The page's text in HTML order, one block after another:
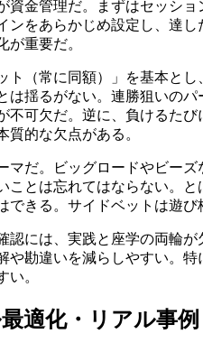
資金管理だ。まずはセッシ
ンをあらかじめ設定し、達
が重要だ。
ト（常に同額）」を基本と
は揺るがない。連勝狙いの
不可欠だ。逆に、負けるた
的な欠点がある。
マだ。ビッグロードやビー
ことは忘れてはならない。
できる。サイドベットは遊
認には、実践と座学の両輪
や勘違いを減らしやすい。
い。
適化・リアル事例